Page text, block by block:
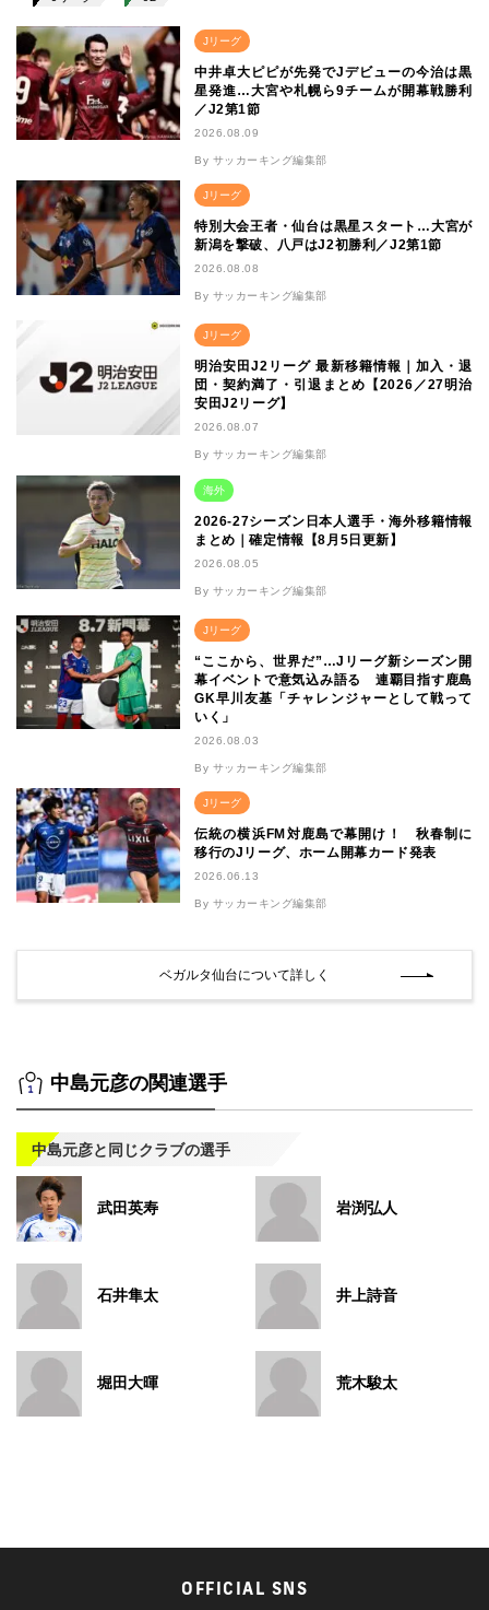
Jリーグ
中井卓大ピピが先発でJデビューの今治は黒
星発進…大宮や札幌ら9チームが開幕戦勝利
／J2第1節
2026.08.09
By サッカーキング編集部
Jリーグ
特別大会王者・仙台は黒星スタート…大宮が
新潟を撃破、八戸はJ2初勝利／J2第1節
2026.08.08
By サッカーキング編集部
Jリーグ
明治安田J2リーグ 最新移籍情報｜加入・退
団・契約満了・引退まとめ【2026／27明治
安田J2リーグ】
2026.08.07
By サッカーキング編集部
海外
2026-27シーズン日本人選手・海外移籍情報
まとめ｜確定情報【8月5日更新】
2026.08.05
By サッカーキング編集部
Jリーグ
“ここから、世界だ”…Jリーグ新シーズン開
幕イベントで意気込み語る 連覇目指す鹿島
GK早川友基「チャレンジャーとして戦って
いく」
2026.08.03
By サッカーキング編集部
Jリーグ
伝統の横浜FM対鹿島で幕開け！ 秋春制に
移行のJリーグ、ホーム開幕カード発表
2026.06.13
By サッカーキング編集部
ベガルタ仙台について詳しく
中島元彦の関連選手
中島元彦と同じクラブの選手
武田英寿 岩渕弘人
石井隼太 井上詩音
堀田大暉 荒木駿太
OFFICIAL SNS